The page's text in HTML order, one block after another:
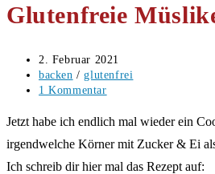
durchsuchen
Glutenfreie
Beitrag
veröffentlicht:
2. Februar 2021
Beitrags-
Kategorie:
backen / glutenfrei
Beitrags-
1 Kommentar
Jetzt habe ich endlich mal wieder ein
irgendwelche Körner mit Zucker & Ei
Ich schreib dir hier mal das Rezept auf: